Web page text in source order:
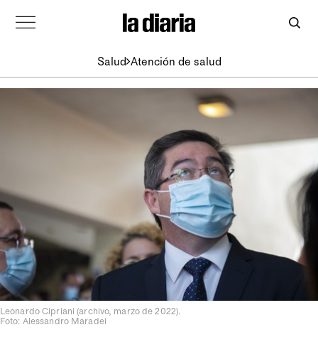
Salud Atención de salud
Leonardo Cipriani (archivo, marzo de 2022).
Foto: Alessandro Maradei